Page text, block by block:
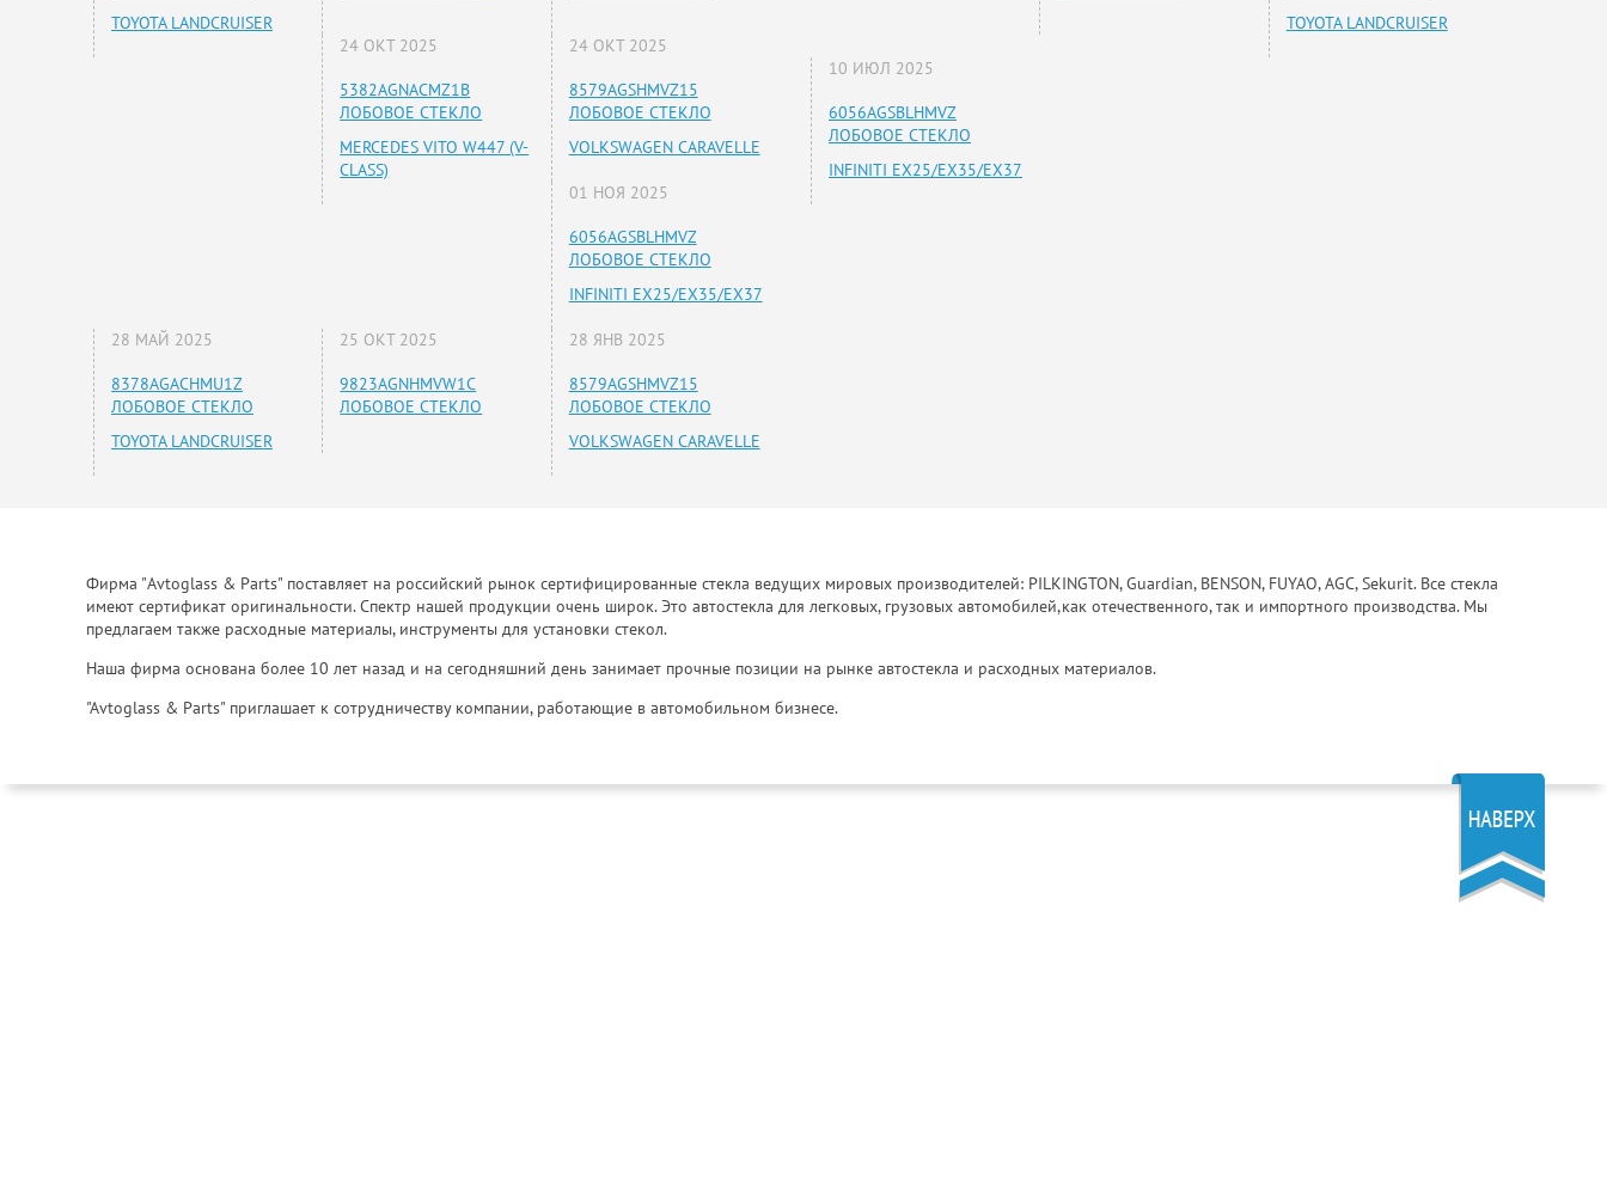
TOYOTA LANDCRUISER
24 ОКТ 2025
5382AGNACMZ1B
ЛОБОВОЕ СТЕКЛО
MERCEDES VITO W447 (V-
CLASS)
24 ОКТ 2025
8579AGSHMVZ15
ЛОБОВОЕ СТЕКЛО
VOLKSWAGEN CARAVELLE
01 НОЯ 2025
6056AGSBLHMVZ
ЛОБОВОЕ СТЕКЛО
INFINITI EX25/EX35/EX37
28 МАЙ 2025
8378AGACHMU1Z
ЛОБОВОЕ СТЕКЛО
TOYOTA LANDCRUISER
25 ОКТ 2025
9823AGNHMVW1C
ЛОБОВОЕ СТЕКЛО
28 ЯНВ 2025
8579AGSHMVZ15
ЛОБОВОЕ СТЕКЛО
VOLKSWAGEN CARAVELLE
TOYOTA LANDCRUISER
10 ИЮЛ 2025
6056AGSBLHMVZ
ЛОБОВОЕ СТЕКЛО
INFINITI EX25/EX35/EX37
Фирма "Avtoglass & Parts" поставляет на российский рынок сертифицированные стекла ведущих мировых производителей: PILKINGTON, Guardian, BENSON, FUYAO, AGC, Sekurit. Все стекла
имеют сертификат оригинальности. Спектр нашей продукции очень широк. Это автостекла для легковых, грузовых автомобилей,как отечественного, так и импортного производства. Мы
предлагаем также расходные материалы, инструменты для установки стекол.
Наша фирма основана более 10 лет назад и на сегодняшний день занимает прочные позиции на рынке автостекла и расходных материалов.
"Avtoglass & Parts" приглашает к сотрудничеству компании, работающие в автомобильном бизнесе.